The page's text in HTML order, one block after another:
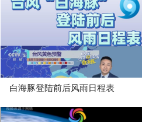
白海豚登陆前后风雨日程表